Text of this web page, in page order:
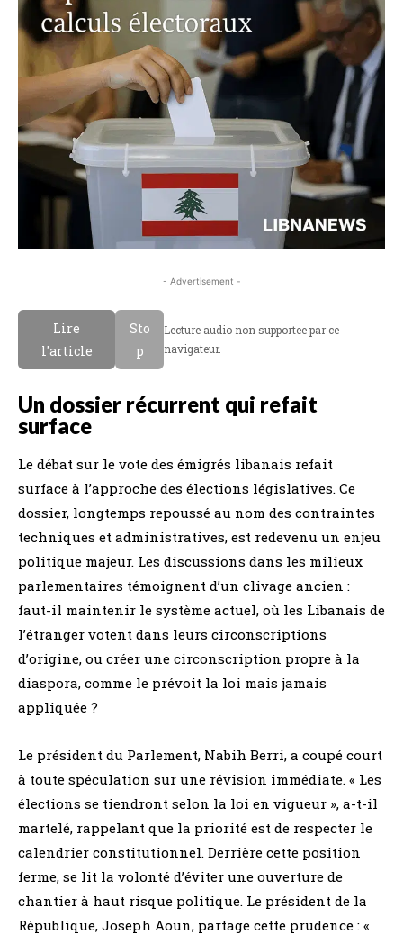
- Advertisement -
Lire
l'article
Sto
p
Lecture audio non supportee par ce
navigateur.
Un dossier récurrent qui refait
surface
Le débat sur le vote des émigrés libanais refait
surface à l’approche des élections législatives. Ce
dossier, longtemps repoussé au nom des contraintes
techniques et administratives, est redevenu un enjeu
politique majeur. Les discussions dans les milieux
parlementaires témoignent d’un clivage ancien :
faut-il maintenir le système actuel, où les Libanais de
l’étranger votent dans leurs circonscriptions
d’origine, ou créer une circonscription propre à la
diaspora, comme le prévoit la loi mais jamais
appliquée ?
Le président du Parlement, Nabih Berri, a coupé court
à toute spéculation sur une révision immédiate. « Les
élections se tiendront selon la loi en vigueur », a-t-il
martelé, rappelant que la priorité est de respecter le
calendrier constitutionnel. Derrière cette position
ferme, se lit la volonté d’éviter une ouverture de
chantier à haut risque politique. Le président de la
République, Joseph Aoun, partage cette prudence : «